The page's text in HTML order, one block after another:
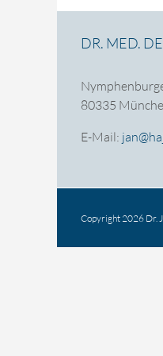
DR. MED.
80335
E-Mail:
Copyright 2026 Dr.